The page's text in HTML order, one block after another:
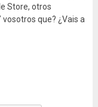
Store, otros
que? ¿Vais a